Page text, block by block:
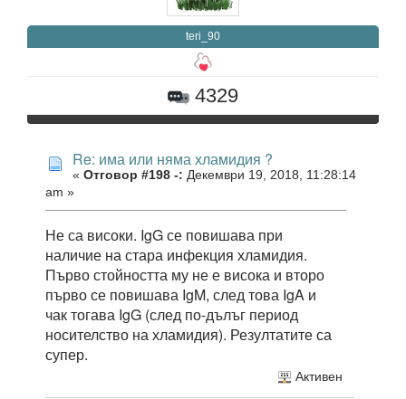
teri_90
4329
Re: има или няма хламидия ?
« Отговор #198 -: Декември 19, 2018, 11:28:14
am »
Не са високи. IgG се повишава при
наличие на стара инфекция хламидия.
Първо стойността му не е висока и второ
първо се повишава IgM, след това IgA и
чак тогава IgG (след по-дълъг период
носителство на хламидия). Резултатите са
супер.
Активен